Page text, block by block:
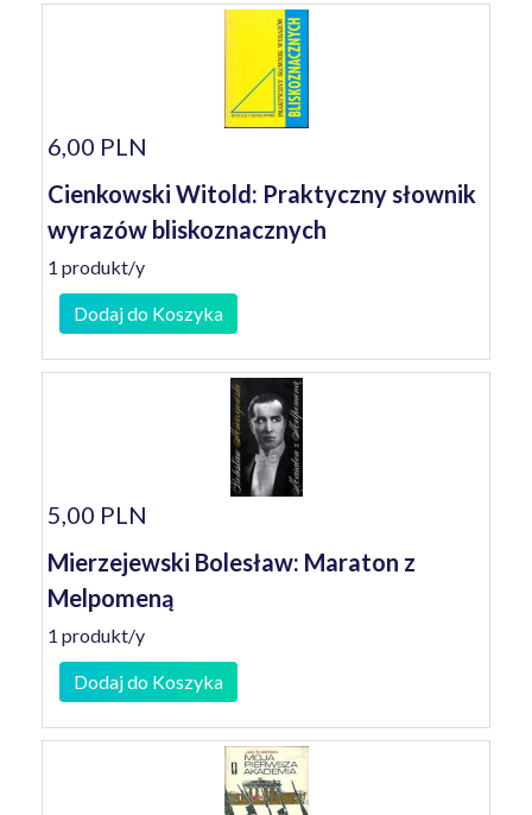
6,00 PLN
Cienkowski Witold: Praktyczny słownik
wyrazów bliskoznacznych
1 produkt/y
Dodaj do Koszyka
5,00 PLN
Mierzejewski Bolesław: Maraton z
Melpomeną
1 produkt/y
Dodaj do Koszyka